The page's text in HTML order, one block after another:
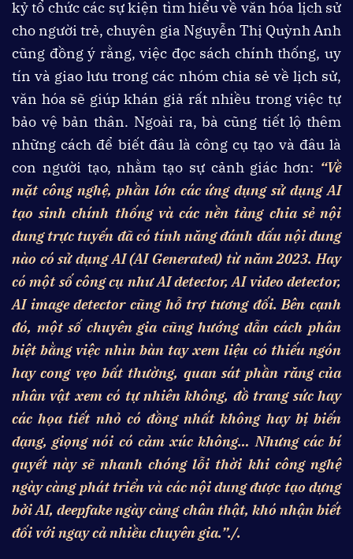
kỷ tổ chức các sự kiện tìm hiểu về văn hóa lịch sử
cho người trẻ, chuyên gia Nguyễn Thị Quỳnh Anh
cũng đồng ý rằng, việc đọc sách chính thống, uy
tín và giao lưu trong các nhóm chia sẻ về lịch sử,
văn hóa sẽ giúp khán giả rất nhiều trong việc tự
bảo vệ bản thân. Ngoài ra, bà cũng tiết lộ thêm
những cách để biết đâu là công cụ tạo và đâu là
con người tạo, nhằm tạo sự cảnh giác hơn: “Về
mặt công nghệ, phần lớn các ứng dụng sử dụng AI
tạo sinh chính thống và các nền tảng chia sẻ nội
dung trực tuyến đã có tính năng đánh dấu nội dung
nào có sử dụng AI (AI Generated) từ năm 2023. Hay
có một số công cụ như AI detector, AI video detector,
AI image detector cũng hỗ trợ tương đối. Bên cạnh
đó, một số chuyên gia cũng hướng dẫn cách phân
biệt bằng việc nhìn bàn tay xem liệu có thiếu ngón
hay cong vẹo bất thường, quan sát phần răng của
nhân vật xem có tự nhiên không, đồ trang sức hay
các họa tiết nhỏ có đồng nhất không hay bị biến
dạng, giọng nói có cảm xúc không… Nhưng các bí
quyết này sẽ nhanh chóng lỗi thời khi công nghệ
ngày càng phát triển và các nội dung được tạo dựng
bởi AI, deepfake ngày càng chân thật, khó nhận biết
đối với ngay cả nhiều chuyên gia.”./.